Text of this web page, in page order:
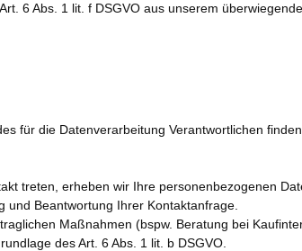
6 Abs. 1 lit. f DSGVO aus unserem
für die Datenverarbeitung Verantwortlichen
treten, erheben wir Ihre personenbezogenen
Beantwortung Ihrer Kontaktanfrage.
Maßnahmen (bspw. Beratung bei
des Art. 6 Abs. 1 lit. b DSGVO.